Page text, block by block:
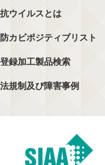
抗ウイルスとは
防カビポジティブリスト
登録加工製品検索
法規制及び障害事例